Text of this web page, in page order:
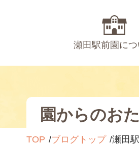
瀬田駅前園につ
園からのお
TOP ブログトップ 瀬田